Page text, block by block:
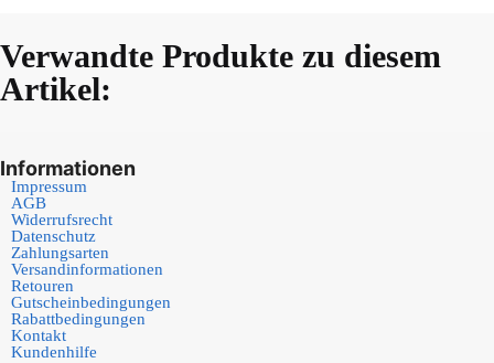
Verwandte Produkte zu diesem
Artikel:
Informationen
Impressum
AGB
Widerrufsrecht
Datenschutz
Zahlungsarten
Versandinformationen
Retouren
Gutscheinbedingungen
Rabattbedingungen
Kontakt
Kundenhilfe